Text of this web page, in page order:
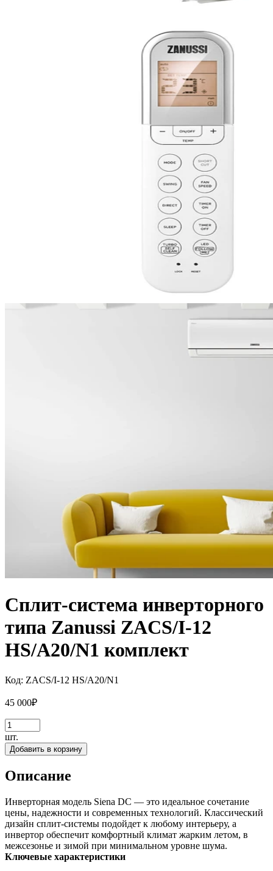
Сплит-система инверторного
типа Zanussi ZACS/I-12
HS/A20/N1 комплект
Код: ZACS/I-12 HS/A20/N1
45 000₽
шт.
Добавить в корзину
Описание
Инверторная модель Siena DC — это идеальное сочетание
цены, надежности и современных технологий. Классический
дизайн сплит-системы подойдет к любому интерьеру, а
инвертор обеспечит комфортный климат жарким летом, в
межсезонье и зимой при минимальном уровне шума.
Ключевые характеристики